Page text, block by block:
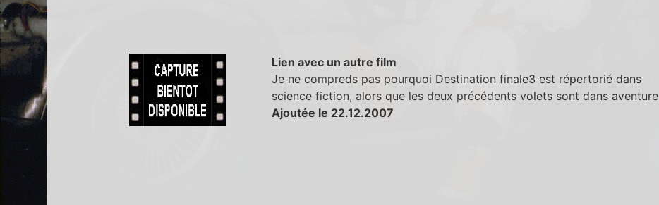
Lien avec un autre film
Je ne compreds pas pourquoi Destination finale3 est répertorié dans
science fiction, alors que les deux précédents volets sont dans aventure
Ajoutée le 22.12.2007